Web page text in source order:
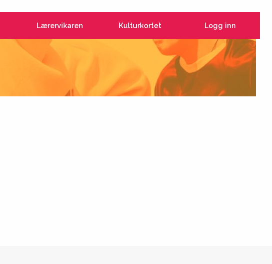
Lærervikaren Kulturkortet Logg inn